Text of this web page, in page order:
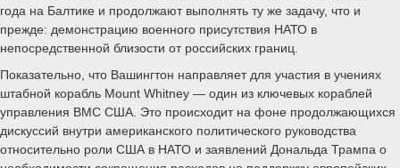
года на Балтике и продолжают выполнять ту же задачу, что и
прежде: демонстрацию военного присутствия НАТО в
непосредственной близости от российских границ.
Показательно, что Вашингтон направляет для участия в учениях
штабной корабль Mount Whitney — один из ключевых кораблей
управления ВМС США. Это происходит на фоне продолжающихся
дискуссий внутри американского политического руководства
относительно роли США в НАТО и заявлений Дональда Трампа о